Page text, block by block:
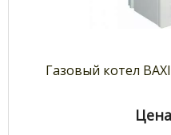
Газовый котел BAXI